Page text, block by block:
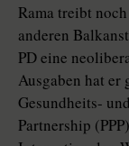
Rama treibt
anderen
PD eine
Ausgaben hat
Gesundheits-
Partnership